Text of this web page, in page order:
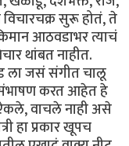
सुरू होतं, ते
आठवडाभर त्याचं
थांबत नाहीत.
ला जसं संगीत चालू
करत आहेत हे
वाचले नाही असे
हा प्रकार खूपच